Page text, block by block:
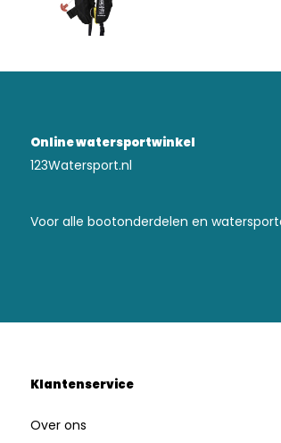
Online watersportwinkel
123Watersport.nl
Voor alle bootonderdelen en
Klantenservice
Over ons